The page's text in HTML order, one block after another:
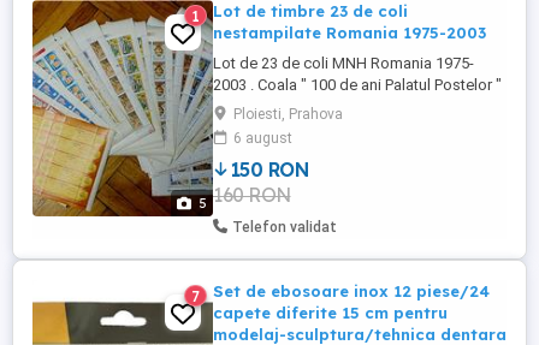
5
1
Lot de timbre 23 de coli
nestampilate Romania 1975-2003
Lot de 23 de coli MNH Romania 1975-
2003 . Coala " 100 de ani Palatul Postelor "
2001 cu tete-beche este jumatate . Serii
complete in coala , impecabile
nestampilate . In foto doar 16 coli ,
sistemul nu permite mai multe fotografii .
Transport Posta Romana ramburs + 18 Lei
.
Ploiesti, Prahova
6 august
150 RON
160 RON
Telefon validat
7
Set de ebosoare inox 12 piese/24
capete diferite 15 cm pentru
modelaj-sculptura/tehnica dentara